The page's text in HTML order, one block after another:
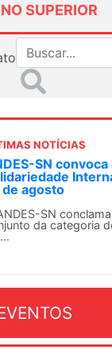
SUPERIOR
NOTÍCIAS
SN
de agosto
SN
da categoria